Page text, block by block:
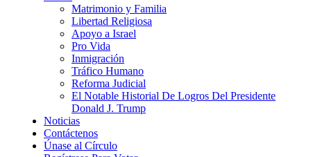
Matrimonio y Familia
Libertad Religiosa
Apoyo a Israel
Pro Vida
Inmigración
Tráfico Humano
Reforma Judicial
El Notable Historial De Logros Del Presidente
Donald J. Trump
Noticias
Contáctenos
Únase al Círculo